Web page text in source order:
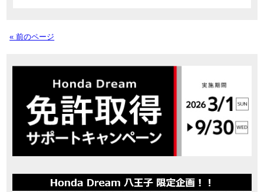
« 前のページ